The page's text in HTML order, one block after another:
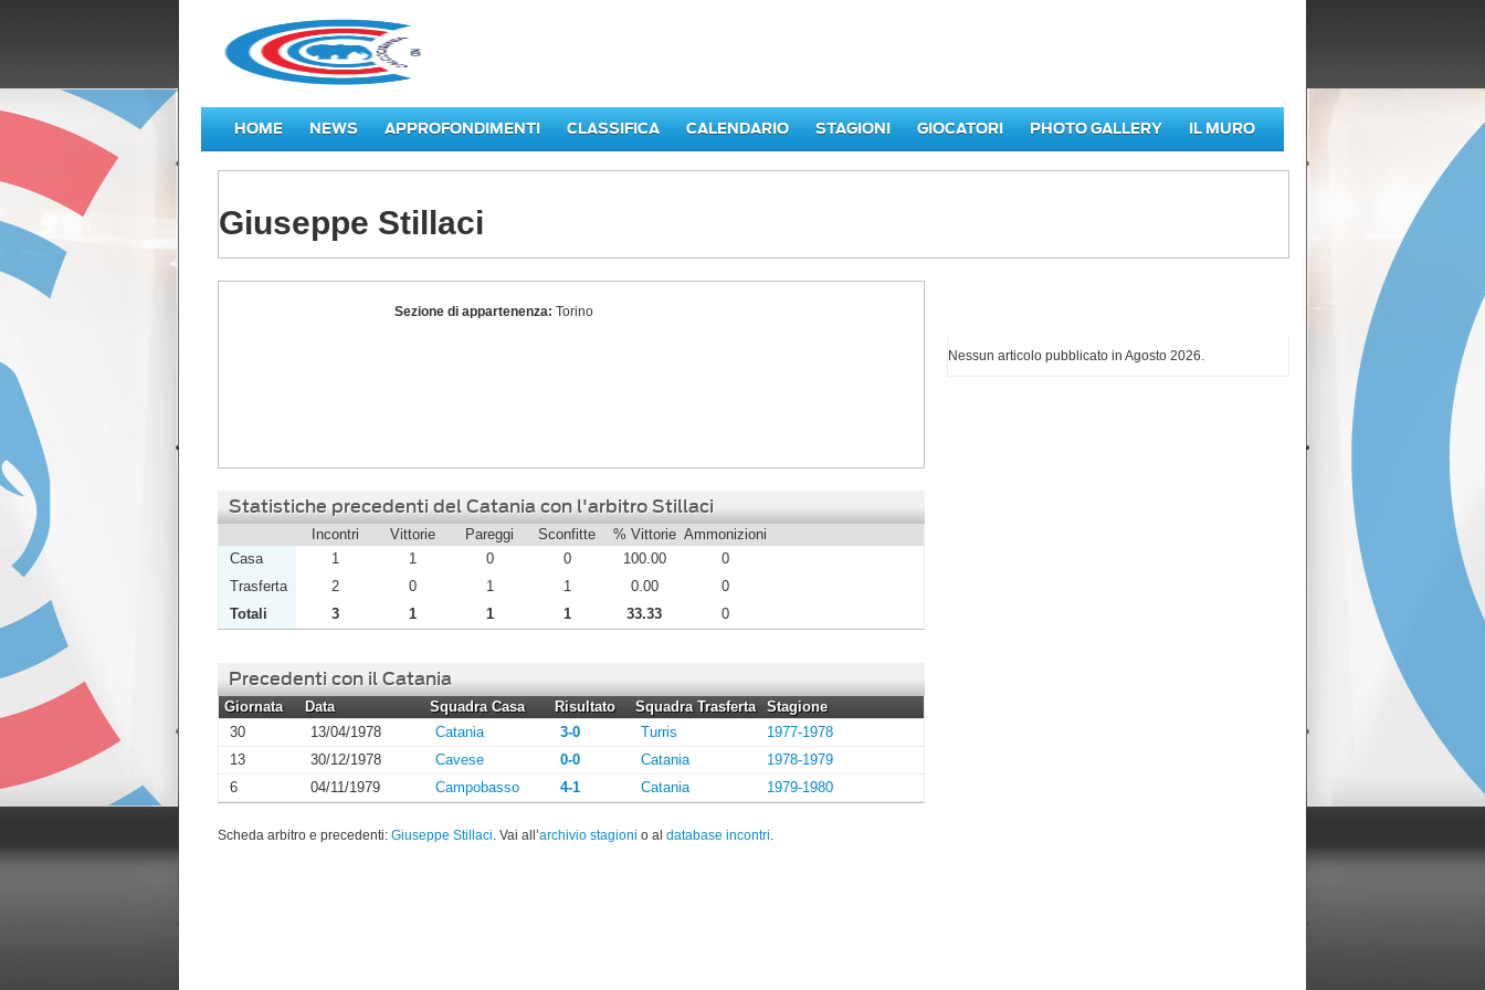
HOME NEWS APPROFONDIMENTI CLASSIFICA CALENDARIO STAGIONI GIOCATORI PHOTO GALLERY IL MURO
Giuseppe Stillaci
StillaciSezione di appartenenza: Torino
Statistiche precedenti del Catania con l'arbitro Stillaci
Incontri Vittorie Pareggi Sconfitte % Vittorie Ammonizioni
Casa
1 1 0 0 100.00
0
Trasferta
2 0 1 1 0.00
0
Totali
3 1 1 1 33.33 0
Precedenti con il Catania
Giornata Data Squadra Casa Risultato Squadra Trasferta
Stagione
30
13/04/1978 Catania 3-0 Turris
1977-1978
13
30/12/1978 Cavese 0-0 Catania
1978-1979
6
04/11/1979 Campobasso 4-1 Catania 1979-1980
Scheda arbitro e precedenti: Giuseppe Stillaci. Vai all’archivio stagioni o al database incontri.
Nessun articolo pubblicato in Agosto 2026.